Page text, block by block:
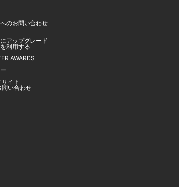
のお問い合わせ
アップグレード
利用する
AWARDS
イト
問い合わせ